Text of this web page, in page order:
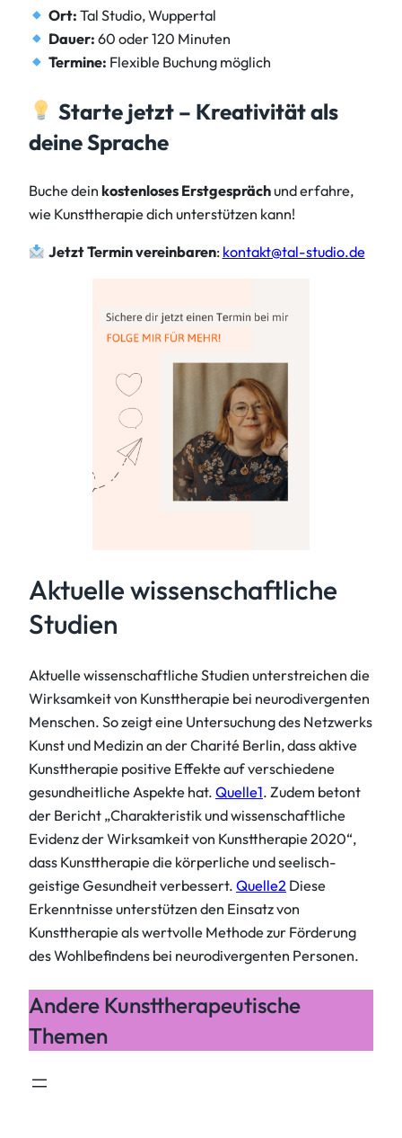
Ort: Tal Studio, Wuppertal
Dauer: 60 oder 120 Minuten
Termine: Flexible Buchung möglich
Starte jetzt – Kreativität als
deine Sprache
Buche dein kostenloses Erstgesprächund erfahre,
wie Kunsttherapie dich unterstützen kann!
Jetzt Termin vereinbaren: kontakt@tal-studio.de
Aktuelle wissenschaftliche
Studien
Aktuelle wissenschaftliche Studien unterstreichen die
Wirksamkeit von Kunsttherapie bei neurodivergenten
Menschen. So zeigt eine Untersuchung des Netzwerks
Kunst und Medizin an der Charité Berlin, dass aktive
Kunsttherapie positive Effekte auf verschiedene
gesundheitliche Aspekte hat. Quelle1. Zudem betont
der Bericht „Charakteristik und wissenschaftliche
Evidenz der Wirksamkeit von Kunsttherapie 2020“,
dass Kunsttherapie die körperliche und seelisch-
geistige Gesundheit verbessert. Quelle2 Diese
Erkenntnisse unterstützen den Einsatz von
Kunsttherapie als wertvolle Methode zur Förderung
des Wohlbefindens bei neurodivergenten Personen.
Andere Kunsttherapeutische
Themen